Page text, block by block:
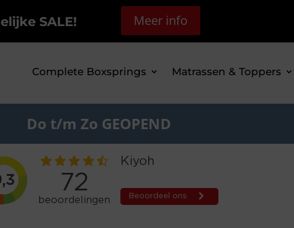
SALE! Meer info
Complete Boxsprings Matrassen & Toppers
Do t/m Zo GEOPEND